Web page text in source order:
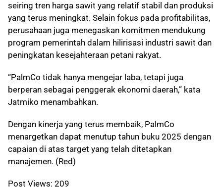
seiring tren harga sawit yang relatif stabil dan produksi
yang terus meningkat. Selain fokus pada profitabilitas,
perusahaan juga menegaskan komitmen mendukung
program pemerintah dalam hilirisasi industri sawit dan
peningkatan kesejahteraan petani rakyat.
“PalmCo tidak hanya mengejar laba, tetapi juga
berperan sebagai penggerak ekonomi daerah,” kata
Jatmiko menambahkan.
Dengan kinerja yang terus membaik, PalmCo
menargetkan dapat menutup tahun buku 2025 dengan
capaian di atas target yang telah ditetapkan
manajemen. (Red)
Post Views: 209